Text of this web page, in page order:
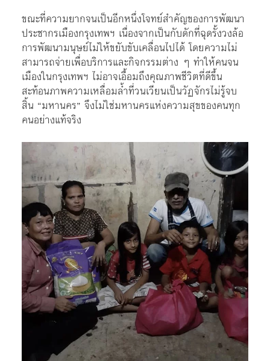
ขณะที่ความยากจนเป็นอีกหนึ่งโจทย์สำคัญของการพัฒนา
ประชากรเมืองกรุงเทพฯ เนื่องจากเป็นกับดักที่ฉุดรั้งวงล้อ
การพัฒนามนุษย์ไม่ให้ขยับขับเคลื่อนไปได้ โดยความไม่
สามารถจ่ายเพื่อบริการและกิจกรรมต่าง ๆ ทำให้คนจน
เมืองในกรุงเทพฯ ไม่อาจเอื้อมถึงคุณภาพชีวิตที่ดีขึ้น
สะท้อนภาพความเหลื่อมล้ำที่วนเวียนเป็นวัฏจักรไม่รู้จบ
สิ้น “มหานคร” จึงไม่ใช่มหานครแห่งความสุขของคนทุก
คนอย่างแท้จริง